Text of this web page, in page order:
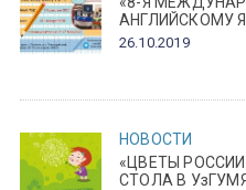
АНГЛИЙСКОМУ
26.10.2019
НОВОСТИ
«ЦВЕТЫ
СТОЛА В УзГУМЯ